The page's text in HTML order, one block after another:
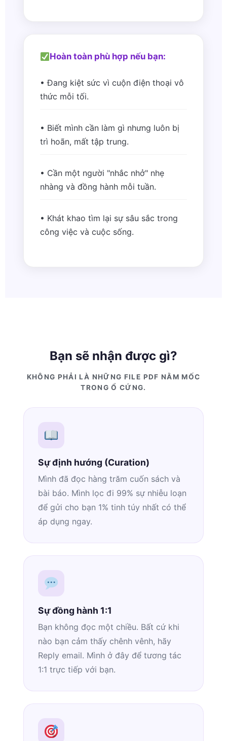
Hoàn toàn phù hợp nếu bạn:
• Đang kiệt sức vì cuộn điện thoại vô
thức mỗi tối.
• Biết mình cần làm gì nhưng luôn bị
trì hoãn, mất tập trung.
• Cần một người "nhắc nhở" nhẹ
nhàng và đồng hành mỗi tuần.
• Khát khao tìm lại sự sâu sắc trong
công việc và cuộc sống.
Bạn sẽ nhận được gì?
KHÔNG PHẢI LÀ NHỮNG FILE PDF NẰM MỐC
TRONG Ổ CỨNG.
Sự định hướng (Curation)
Mình đã đọc hàng trăm cuốn sách và
bài báo. Mình lọc đi 99% sự nhiễu loạn
để gửi cho bạn 1% tinh túy nhất có thể
áp dụng ngay.
Sự đồng hành 1:1
Bạn không đọc một chiều. Bất cứ khi
nào bạn cảm thấy chênh vênh, hãy
Reply email. Mình ở đây để tương tác
1:1 trực tiếp với bạn.